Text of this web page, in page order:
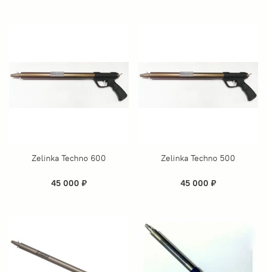
Zelinka Techno 600
45 000 ₽
Zelinka Techno 500
45 000 ₽